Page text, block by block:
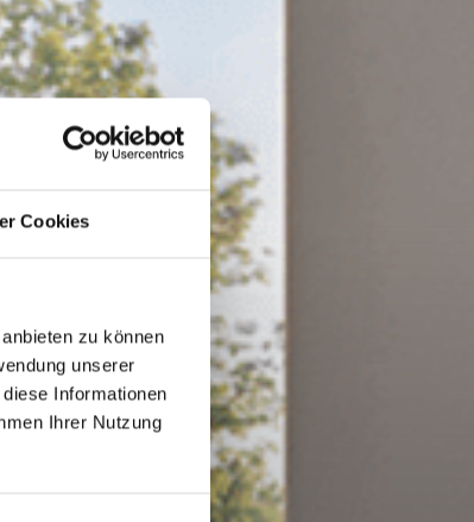
Cookies
zu können
unserer
Informationen
Ihrer Nutzung